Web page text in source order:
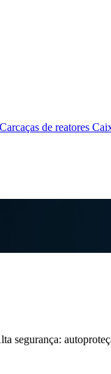
Carcaças de reatores
segurança: